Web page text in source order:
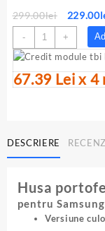
299.00lei
Prețul
inițial
fost:
229.00
-
Cantitate
Husa
de
protectie
A55
+
67.39 Lei x 4
DESCRIERE
Husa
pentru
Versiune